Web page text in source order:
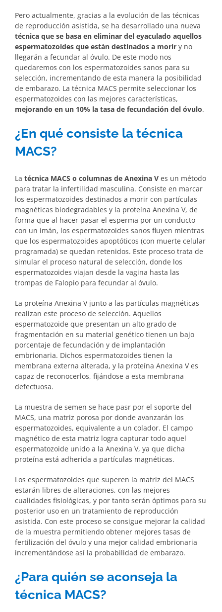
Pero actualmente, gracias a la evolución de las técnicas
de reproducción asistida, se ha desarrollado una nueva
técnica que se basa en eliminar del eyaculado aquellos
espermatozoides que están destinados a morir y no
llegarán a fecundar al óvulo. De este modo nos
quedaremos con los espermatozoides sanos para su
selección, incrementando de esta manera la posibilidad
de embarazo. La técnica MACS permite seleccionar los
espermatozoides con las mejores características,
mejorando en un 10% la tasa de fecundación del óvulo.
¿En qué consiste la técnica
MACS?
La técnica MACS o columnas de Anexina V es un método
para tratar la infertilidad masculina. Consiste en marcar
los espermatozoides destinados a morir con partículas
magnéticas biodegradables y la proteína Anexina V, de
forma que al hacer pasar el esperma por un conducto
con un imán, los espermatozoides sanos fluyen mientras
que los espermatozoides apoptóticos (con muerte celular
programada) se quedan retenidos. Este proceso trata de
simular el proceso natural de selección, donde los
espermatozoides viajan desde la vagina hasta las
trompas de Falopio para fecundar al óvulo.
La proteína Anexina V junto a las partículas magnéticas
realizan este proceso de selección. Aquellos
espermatozoide que presentan un alto grado de
fragmentación en su material genético tienen un bajo
porcentaje de fecundación y de implantación
embrionaria. Dichos espermatozoides tienen la
membrana externa alterada, y la proteína Anexina V es
capaz de reconocerlos, fijándose a esta membrana
defectuosa.
La muestra de semen se hace pasr por el soporte del
MACS, una matriz porosa por donde avanzarán los
espermatozoides, equivalente a un colador. El campo
magnético de esta matriz logra capturar todo aquel
espermatozoide unido a la Anexina V, ya que dicha
proteína está adherida a partículas magnéticas.
Los espermatozoides que superen la matriz del MACS
estarán libres de alteraciones, con las mejores
cualidades fisiológicas, y por tanto serán óptimos para su
posterior uso en un tratamiento de reproducción
asistida. Con este proceso se consigue mejorar la calidad
de la muestra permitiendo obtener mejores tasas de
fertilización del óvulo y una mejor calidad embrionaria
incrementándose así la probabilidad de embarazo.
¿Para quién se aconseja la
técnica MACS?